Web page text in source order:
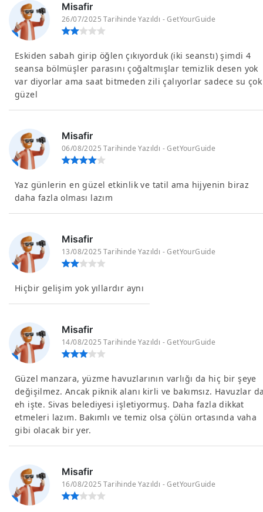
Misafir
26/07/2025 Tarihinde Yazıldı - GetYourGuide
Eskiden sabah girip öğlen çıkıyorduk (iki seanstı) şimdi 4
seansa bölmüşler parasını çoğaltmışlar temizlik desen yok
var diyorlar ama saat bitmeden zili çalıyorlar sadece su çok
güzel
Misafir
06/08/2025 Tarihinde Yazıldı - GetYourGuide
Yaz günlerin en güzel etkinlik ve tatil ama hijyenin biraz
daha fazla olması lazım
Misafir
13/08/2025 Tarihinde Yazıldı - GetYourGuide
Hiçbir gelişim yok yıllardır aynı
Misafir
14/08/2025 Tarihinde Yazıldı - GetYourGuide
Güzel manzara, yüzme havuzlarının varlığı da hiç bir şeye
değişilmez. Ancak piknik alanı kirli ve bakımsız. Havuzlar
eh işte. Sivas belediyesi işletiyormuş. Daha fazla dikkat
etmeleri lazım. Bakımlı ve temiz olsa çölün ortasında vaha
gibi olacak bir yer.
Misafir
16/08/2025 Tarihinde Yazıldı - GetYourGuide